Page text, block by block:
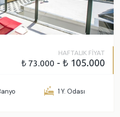
HAFTALIK FİYAT
₺ 73.000 - ₺ 105.000
1 Y. Odası